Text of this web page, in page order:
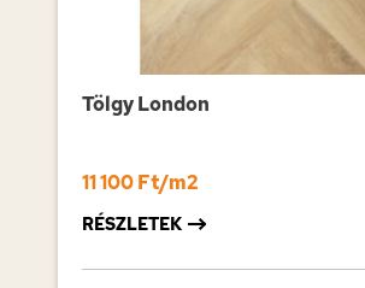
Tölgy London
11 100 Ft/m2
RÉSZLETEK